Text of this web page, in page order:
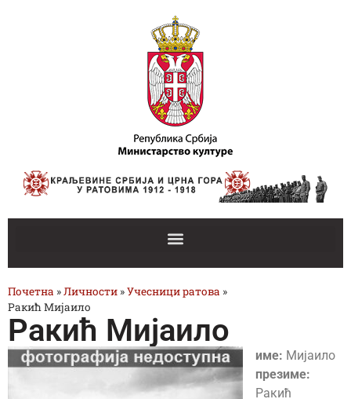
Почетна »Личности »Учесници ратова »
Ракић Мијаило
Ракић Мијаило
име: Мијаило
презиме:
Ракић